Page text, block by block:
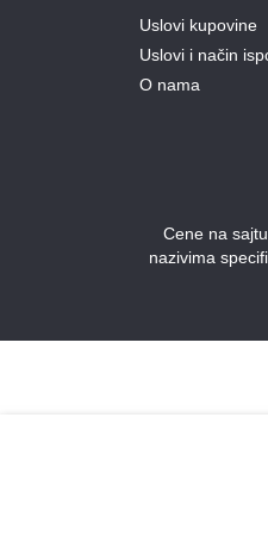
Uslovi kupovine
Uslovi i način
O nama
Cene na
nazivima